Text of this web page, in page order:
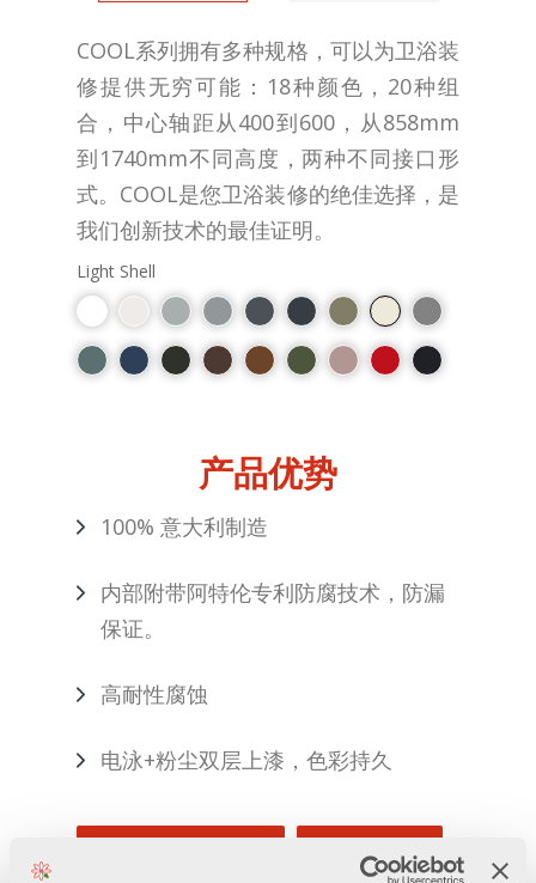
COOL系列拥有多种规格，可以为卫浴装
修提供无穷可能：18种颜色，20种组
合，中心轴距从400到600，从858mm
到1740mm不同高度，两种不同接口形
式。COOL是您卫浴装修的绝佳选择，是
我们创新技术的最佳证明。
Light Shell
产品优势
100% 意大利制造
内部附带阿特伦专利防腐技术，防漏
保证。
高耐性腐蚀
电泳+粉尘双层上漆，色彩持久
询问信息